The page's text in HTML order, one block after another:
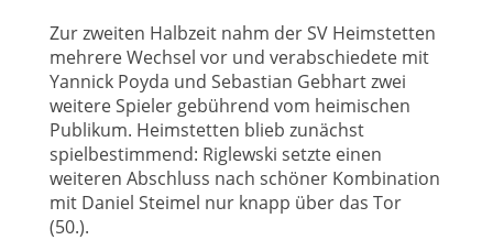
Zur zweiten Halbzeit nahm der SV Heimstetten
mehrere Wechsel vor und verabschiedete mit
Yannick Poyda und Sebastian Gebhart zwei
weitere Spieler gebührend vom heimischen
Publikum. Heimstetten blieb zunächst
spielbestimmend: Riglewski setzte einen
weiteren Abschluss nach schöner Kombination
mit Daniel Steimel nur knapp über das Tor
(50.).